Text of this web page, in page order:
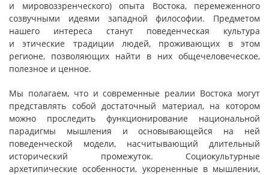
и мировоззренческого) опыта Востока, перемеженного
созвучными идеями западной философии. Предметом
нашего интереса станут поведенческая культура
и этические традиции людей, проживающих в этом
регионе, позволяющих найти в них общечеловеческое,
полезное и ценное.
Мы полагаем, что и современные реалии Востока могут
представлять собой достаточный материал, на котором
можно проследить функционирование национальной
парадигмы мышления и основывающейся на ней
поведенческой модели, насчитывающий длительный
исторический промежуток. Социокультурные
архетипические особенности, укорененные в мышлении,